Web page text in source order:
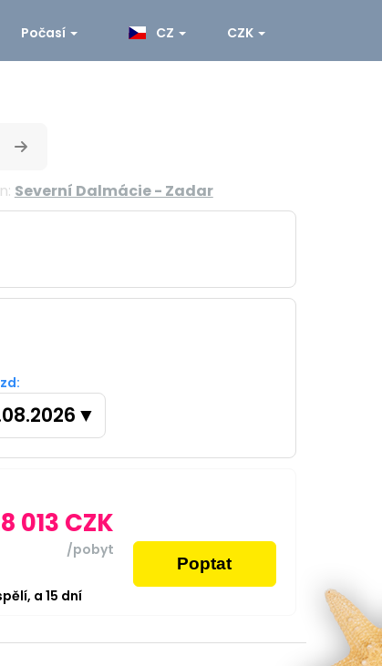
Počasí CZ CZK
Severní Dalmácie - Zadar
▼
013 CZK
/pobyt
Poptat
a15 dní